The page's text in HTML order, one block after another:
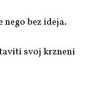
bez ideja.
svoj krzneni